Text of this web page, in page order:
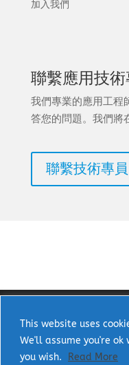
This website uses
We'll assume you're
you wish.
Read More
加入我們
聯繫應用技術
我們專業的應用工程
答您的問題。我們將
聯繫技術專員
Copyright © 2025